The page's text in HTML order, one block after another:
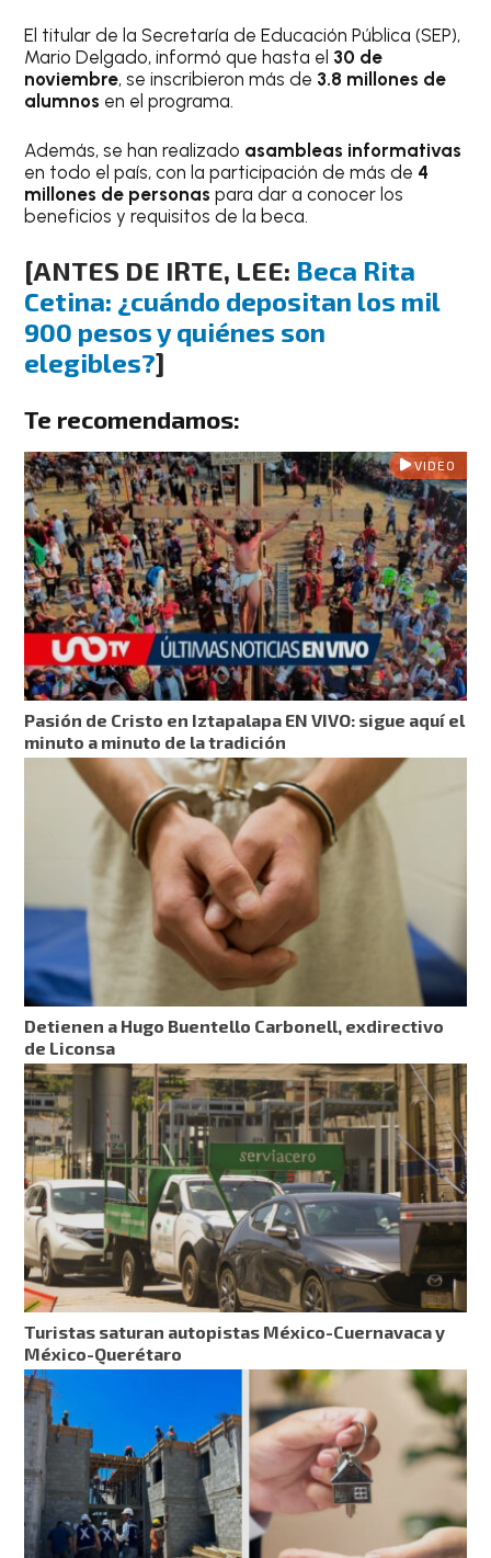
El titular de la Secretaría de Educación Pública (SEP),
Mario Delgado, informó que hasta el 30 de
noviembre, se inscribieron más de 3.8 millones de
alumnos en el programa.
Además, se han realizado asambleas informativas
en todo el país, con la participación de más de 4
millones de personas para dar a conocer los
beneficios y requisitos de la beca.
[ANTES DE IRTE, LEE: Beca Rita
Cetina: ¿cuándo depositan los mil
900 pesos y quiénes son
elegibles?]
Te recomendamos:
VIDEO
Pasión de Cristo en Iztapalapa EN VIVO: sigue aquí el
minuto a minuto de la tradición
Detienen a Hugo Buentello Carbonell, exdirectivo
de Liconsa
Turistas saturan autopistas México-Cuernavaca y
México-Querétaro